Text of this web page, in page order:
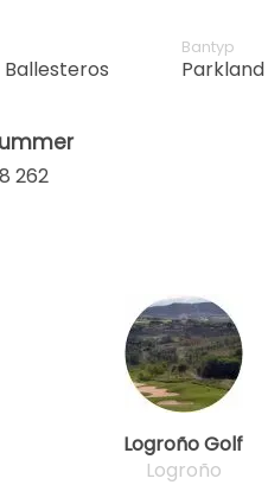
Bantyp
Parkland
262
Logroño Golf
Logroño